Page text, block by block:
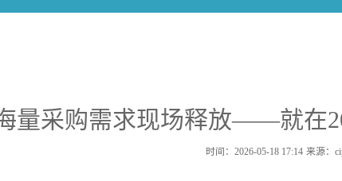
量采购需求现场释放——就在
时间：2026-05-18 17:14 来源：